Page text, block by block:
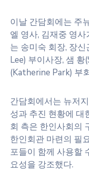
이날 간담회에는 주
엘 영사, 김재중 영
는 송미숙 회장, 장
Lee) 부이사장, 샘
(Katherine Park) 부
간담회에서는 뉴저
성과 추진 현황에 대
회 측은 한인사회의
한인회관 마련의 필
포들이 함께 사용할
요성을 강조했다.